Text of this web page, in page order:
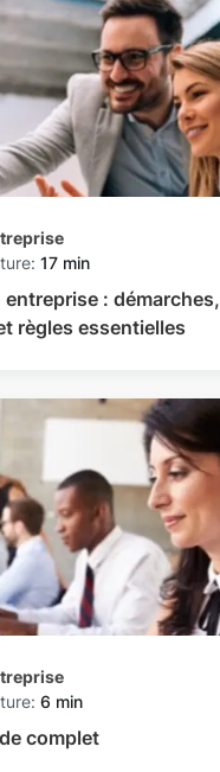
17 min
entreprise : démarches,
règles essentielles
6 min
complet